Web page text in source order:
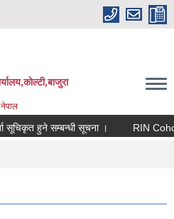
हुने सम्बन्धी सूचना । RIN Cohor